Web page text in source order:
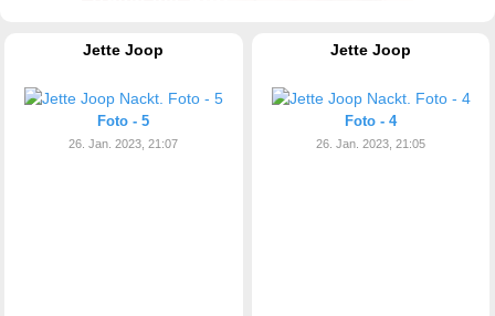
Jette Joop
Foto - 5
26. Jan. 2023, 21:07
Jette Joop
Foto - 4
26. Jan. 2023, 21:05